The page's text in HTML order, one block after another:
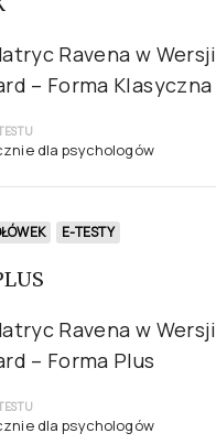
Ravena w Wersji
– Forma Klasyczna
dla psychologów
E-TESTY
Ravena w Wersji
– Forma Plus
dla psychologów